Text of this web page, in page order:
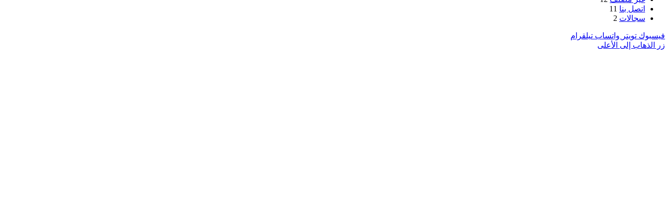
اتصل بنا 11
سجالات 2
فيسبوك تويتر واتساب تيلقرام
زر الذهاب إلى الأعلى